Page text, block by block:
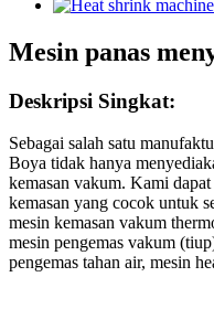
Mesin panas
Deskripsi Singkat:
Sebagai salah satu
Boya tidak hanya
kemasan vakum. Kami
kemasan yang cocok untuk
mesin kemasan vakum
mesin pengemas vakum
pengemas tahan air, mesin